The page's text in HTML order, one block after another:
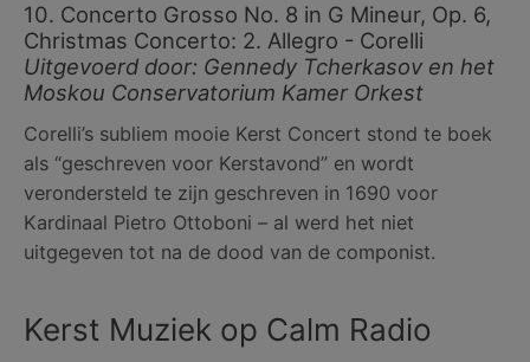
10. Concerto Grosso No. 8 in G Mineur, Op. 6,
Christmas Concerto: 2. Allegro - Corelli
Uitgevoerd door: Gennedy Tcherkasov en het
Moskou Conservatorium Kamer Orkest
Corelli’s subliem mooie Kerst Concert stond te boek
als “geschreven voor Kerstavond” en wordt
verondersteld te zijn geschreven in 1690 voor
Kardinaal Pietro Ottoboni – al werd het niet
uitgegeven tot na de dood van de componist.
Kerst Muziek op Calm Radio